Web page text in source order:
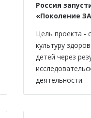
Россия
«Поколение
Цель проекта -
культуру
детей через
деятельности.